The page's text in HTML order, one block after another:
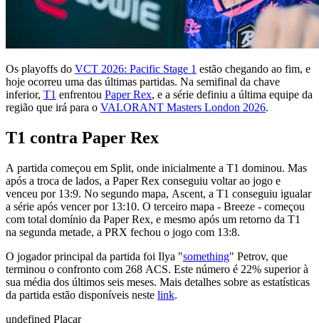
Os playoffs do VCT 2026: Pacific Stage 1 estão chegando ao fim, e
hoje ocorreu uma das últimas partidas. Na semifinal da chave
inferior, T1 enfrentou Paper Rex, e a série definiu a última equipe da
região que irá para o VALORANT Masters London 2026.
T1 contra Paper Rex
A partida começou em Split, onde inicialmente a T1 dominou. Mas
após a troca de lados, a Paper Rex conseguiu voltar ao jogo e
venceu por 13:9. No segundo mapa, Ascent, a T1 conseguiu igualar
a série após vencer por 13:10. O terceiro mapa - Breeze - começou
com total domínio da Paper Rex, e mesmo após um retorno da T1
na segunda metade, a PRX fechou o jogo com 13:8.
O jogador principal da partida foi Ilya "something" Petrov, que
terminou o confronto com 268 ACS. Este número é 22% superior à
sua média dos últimos seis meses. Mais detalhes sobre as estatísticas
da partida estão disponíveis neste link.
undefined Placar